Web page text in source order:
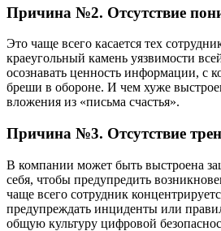
Причина №2. Отсутствие
Это чаще всего касается тех
краеугольный камень уязвимости
осознавать ценность информации, с
бреши в обороне. И чем хуже
вложения из «письма счастья».
Причина №3. Отсутствие
В компании может быть выстроена
себя, чтобы предупредить
чаще всего сотрудник
предупреждать инциденты или
общую культуру цифровой